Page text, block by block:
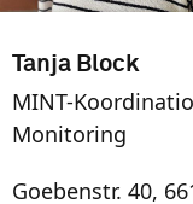
Tanja Block
MINT-
Monitoring
Goebenstr. 40,